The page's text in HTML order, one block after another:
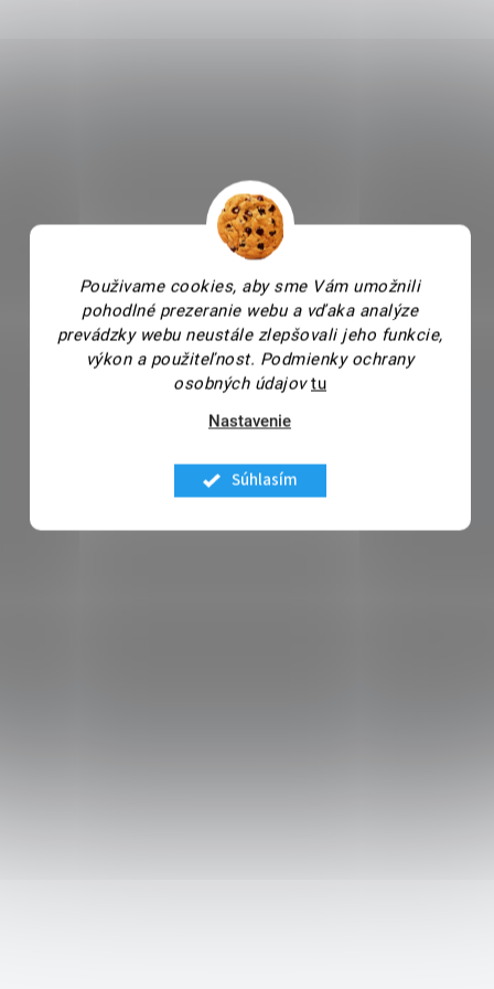
Použivame cookies, aby sme Vám umožnili
pohodlné prezeranie webu a vďaka analýze
prevádzky webu neustále zlepšovali jeho funkcie,
výkon a použiteľnost. Podmienky ochrany
osobných údajov tu
Nastavenie
Súhlasím